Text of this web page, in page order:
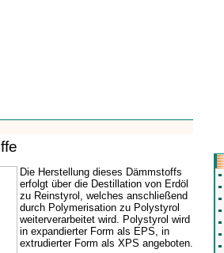
Die Herstellung dieses Dämmstoffs
erfolgt über die Destillation von Erdöl
zu Reinstyrol, welches anschließend
durch Polymerisation zu Polystyrol
weiterverarbeitet wird. Polystyrol wird
in expandierter Form als EPS, in
extrudierter Form als XPS angeboten.